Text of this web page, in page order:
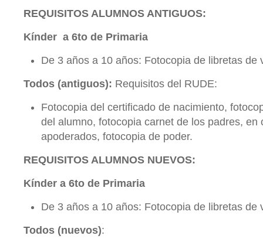
REQUISITOS ALUMNOS ANTIGUOS:
Kínder a 6to de Primaria
De 3 años a 10 años: Fotocopia de libretas de
Todos (antiguos): Requisitos del RUDE:
Fotocopia del certificado de nacimiento,
del alumno, fotocopia carnet de los padres, en
apoderados, fotocopia de poder.
REQUISITOS ALUMNOS NUEVOS:
Kínder a 6to de Primaria
De 3 años a 10 años: Fotocopia de libretas de
Todos (nuevos):